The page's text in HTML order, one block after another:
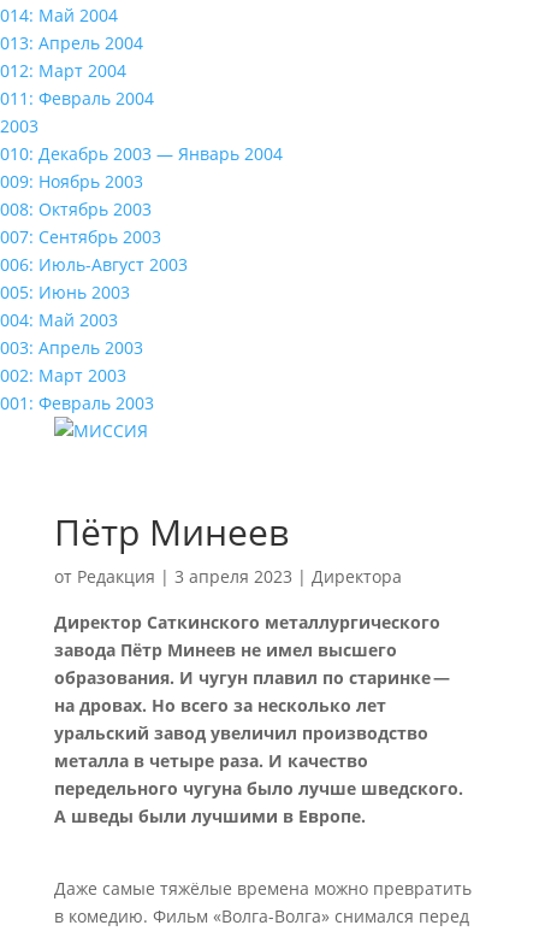
014: Май 2004
013: Апрель 2004
012: Март 2004
011: Февраль 2004
2003
010: Декабрь 2003 — Январь 2004
009: Ноябрь 2003
008: Октябрь 2003
007: Сентябрь 2003
006: Июль-Август 2003
005: Июнь 2003
004: Май 2003
003: Апрель 2003
002: Март 2003
001: Февраль 2003
Пётр Минеев
от Редакция | 3 апреля 2023 | Директора
Директор Саткинского металлургического
завода Пётр Минеев не имел высшего
образования. И чугун плавил по старинке —
на дровах. Но всего за несколько лет
уральский завод увеличил производство
металла в четыре раза. И качество
передельного чугуна было лучше шведского.
А шведы были лучшими в Европе.
Даже самые тяжёлые времена можно превратить
в комедию. Фильм «Волга-Волга» снимался перед